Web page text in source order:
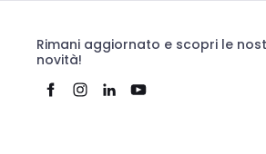
Rimani aggiornato e scopri le
novità!